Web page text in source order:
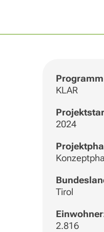
Programm
KLAR
2024
Tirol
2.816